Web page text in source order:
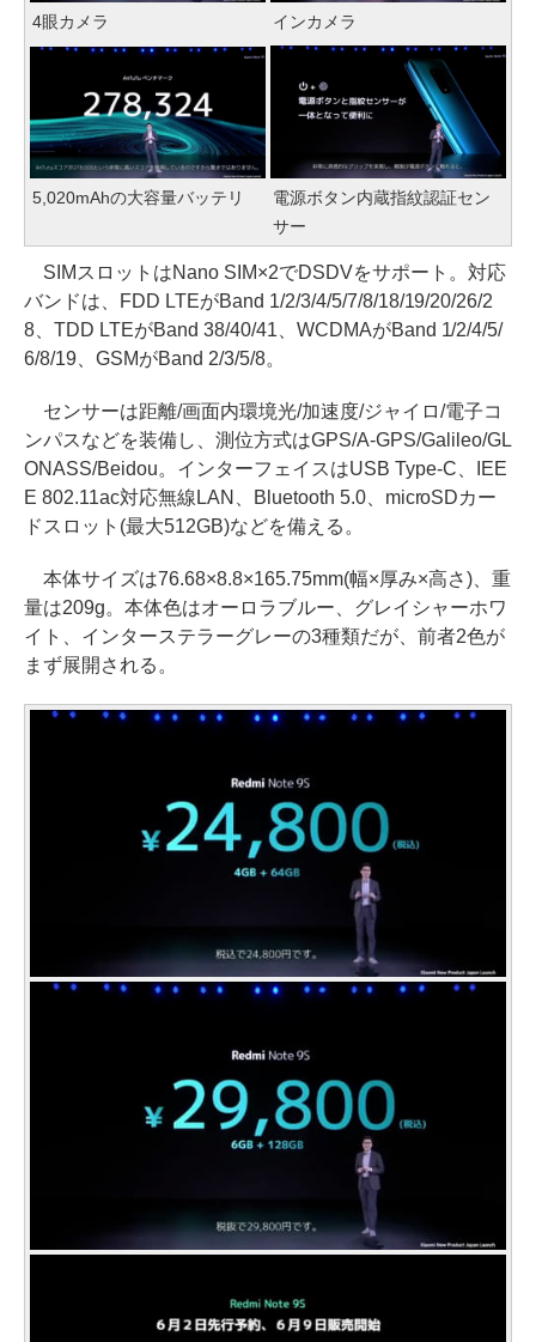
4眼カメラ インカメラ
5,020mAhの大容量バッテリ
電源ボタン内蔵指紋認証セン
サー
SIMスロットはNano SIM×2でDSDVをサポート。対応
バンドは、FDD LTEがBand 1/2/3/4/5/7/8/18/19/20/26/2
8、TDD LTEがBand 38/40/41、WCDMAがBand 1/2/4/5/
6/8/19、GSMがBand 2/3/5/8。
センサーは距離/画面内環境光/加速度/ジャイロ/電子コ
ンパスなどを装備し、測位方式はGPS/A-GPS/Galileo/GL
ONASS/Beidou。インターフェイスはUSB Type-C、IEE
E 802.11ac対応無線LAN、Bluetooth 5.0、microSDカー
ドスロット(最大512GB)などを備える。
本体サイズは76.68×8.8×165.75mm(幅×厚み×高さ)、重
量は209g。本体色はオーロラブルー、グレイシャーホワ
イト、インターステラーグレーの3種類だが、前者2色が
まず展開される。